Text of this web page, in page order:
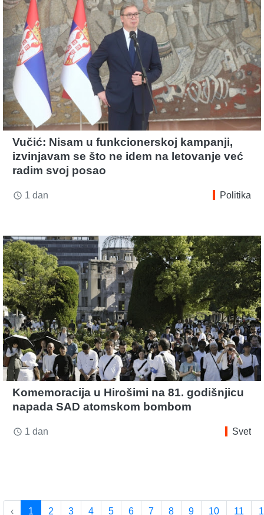
Vučić: Nisam u funkcionerskoj kampanji,
izvinjavam se što ne idem na letovanje već
radim svoj posao
access_time 1 dan Politika
Komemoracija u Hirošimi na 81. godišnjicu
napada SAD atomskom bombom
access_time 1 dan Svet
‹ 1 2 3 4 5 6 7 8 9 10 11